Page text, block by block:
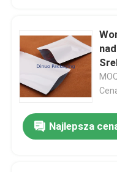
Produkty
Filmy
O nas Najlepsza